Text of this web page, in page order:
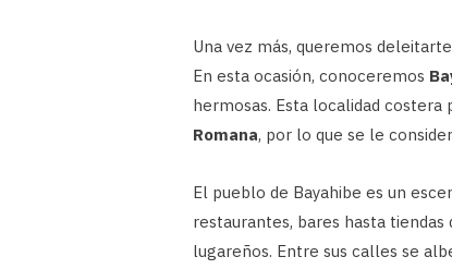
Una vez más, queremos
En esta ocasión, conoceremos
hermosas. Esta localidad costera
Romana, por lo que se le
El pueblo de Bayahibe es un
restaurantes, bares hasta
lugareños. Entre sus calles se